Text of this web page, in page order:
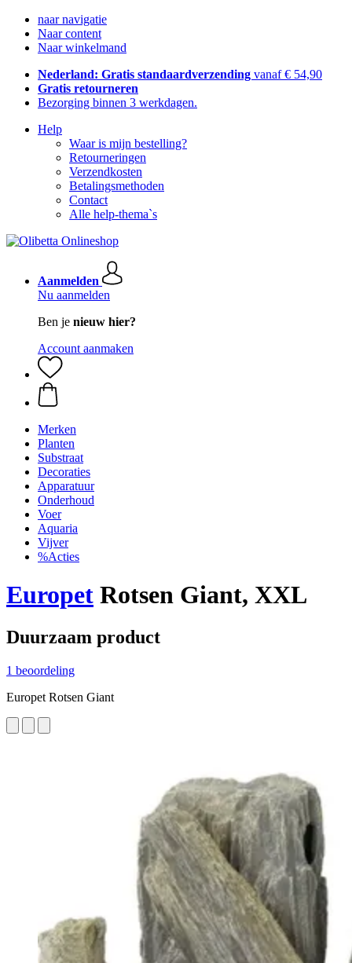
naar navigatie
Naar content
Naar winkelmand
Nederland: Gratis standaardverzending vanaf € 54,90
Gratis retourneren
Bezorging binnen 3 werkdagen.
Help
Waar is mijn bestelling?
Retourneringen
Verzendkosten
Betalingsmethoden
Contact
Alle help-thema`s
Aanmelden
Nu aanmelden
Ben je nieuw hier?
Account aanmaken
Merken
Planten
Substraat
Decoraties
Apparatuur
Onderhoud
Voer
Aquaria
Vijver
%Acties
Europet Rotsen Giant, XXL
Duurzaam product
1 beoordeling
Europet Rotsen Giant